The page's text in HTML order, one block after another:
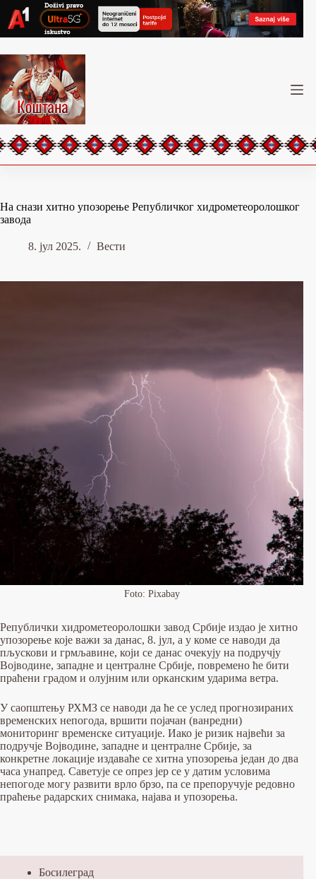
content
На снази хитно упозорење Републичког хидрометеоролошког
завода
8. јул 2025. Вести
Foto: Pixabay
Републички хидрометеоролошки завод Србије издао је хитно
упозорење које важи за данас, 8. јул, а у коме се наводи да
пљускови и грмљавине, који се данас очекују на подручју
Војводине, западне и централне Србије, повремено ће бити
праћени градом и олујним или орканским ударима ветра.
У саопштењу РХМЗ се наводи да ће се услед прогнозираних
временских непогода, вршити појачан (ванредни)
мониторинг временске ситуације. Иако је ризик највећи за
подручје Војводине, западне и централне Србије, за
конкретне локације издаваће се хитна упозорења један до два
часа унапред. Саветује се опрез јер се у датим условима
непогоде могу развити врло брзо, па се препоручује редовно
праћење радарских снимака, најава и упозорења.
Босилеград